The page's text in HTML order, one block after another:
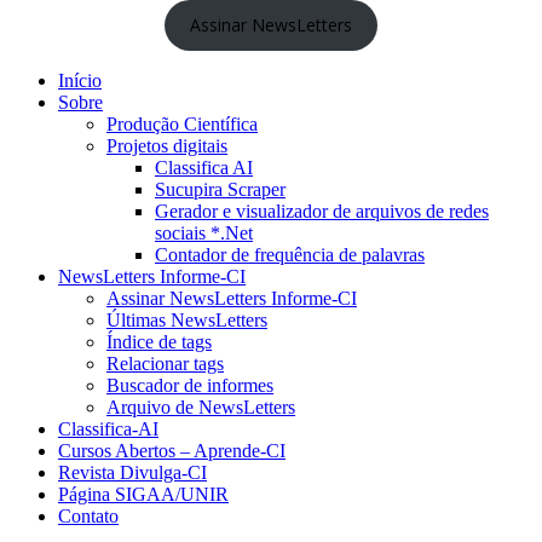
Assinar NewsLetters
Início
Sobre
Produção Científica
Projetos digitais
Classifica AI
Sucupira Scraper
Gerador e visualizador de arquivos de redes
sociais *.Net
Contador de frequência de palavras
NewsLetters Informe-CI
Assinar NewsLetters Informe-CI
Últimas NewsLetters
Índice de tags
Relacionar tags
Buscador de informes
Arquivo de NewsLetters
Classifica-AI
Cursos Abertos – Aprende-CI
Revista Divulga-CI
Página SIGAA/UNIR
Contato